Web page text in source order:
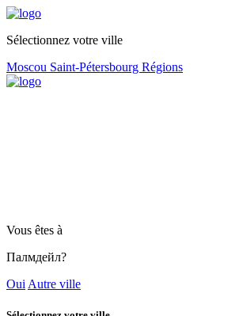
Sélectionnez votre ville
Moscou Saint-Pétersbourg Régions
Vous êtes à
Палмдейл?
Oui Autre ville